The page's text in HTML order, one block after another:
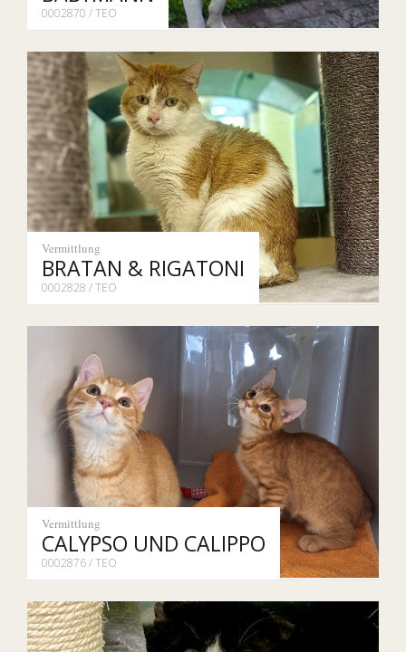
0002870 / TEO
Vermittlung
BRATAN & RIGATONI
0002828 / TEO
Vermittlung
CALYPSO UND CALIPPO
0002876 / TEO